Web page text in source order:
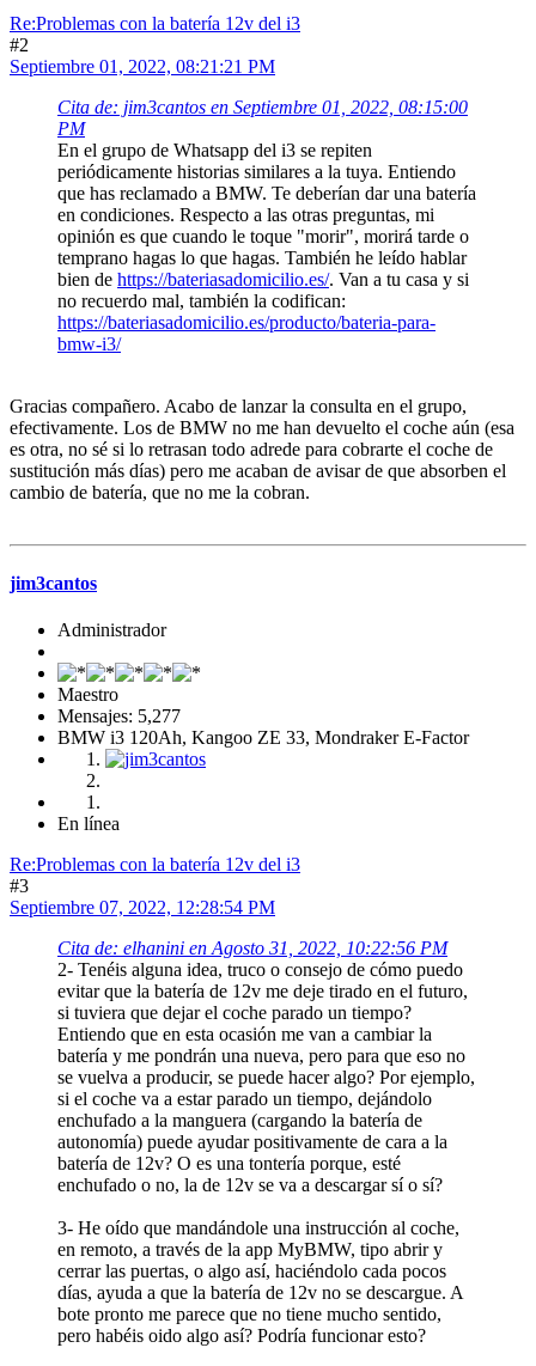
Re:Problemas con la batería 12v del i3
#2
Septiembre 01, 2022, 08:21:21 PM
Cita de: jim3cantos en Septiembre 01, 2022, 08:15:00
PM
En el grupo de Whatsapp del i3 se repiten
periódicamente historias similares a la tuya. Entiendo
que has reclamado a BMW. Te deberían dar una batería
en condiciones. Respecto a las otras preguntas, mi
opinión es que cuando le toque "morir", morirá tarde o
temprano hagas lo que hagas. También he leído hablar
bien de https://bateriasadomicilio.es/. Van a tu casa y si
no recuerdo mal, también la codifican:
https://bateriasadomicilio.es/producto/bateria-para-
bmw-i3/
Gracias compañero. Acabo de lanzar la consulta en el grupo,
efectivamente. Los de BMW no me han devuelto el coche aún (esa
es otra, no sé si lo retrasan todo adrede para cobrarte el coche de
sustitución más días) pero me acaban de avisar de que absorben el
cambio de batería, que no me la cobran.
jim3cantos
Administrador
Maestro
Mensajes: 5,277
BMW i3 120Ah, Kangoo ZE 33, Mondraker E-Factor
En línea
Re:Problemas con la batería 12v del i3
#3
Septiembre 07, 2022, 12:28:54 PM
Cita de: elhanini en Agosto 31, 2022, 10:22:56 PM
2- Tenéis alguna idea, truco o consejo de cómo puedo
evitar que la batería de 12v me deje tirado en el futuro,
si tuviera que dejar el coche parado un tiempo?
Entiendo que en esta ocasión me van a cambiar la
batería y me pondrán una nueva, pero para que eso no
se vuelva a producir, se puede hacer algo? Por ejemplo,
si el coche va a estar parado un tiempo, dejándolo
enchufado a la manguera (cargando la batería de
autonomía) puede ayudar positivamente de cara a la
batería de 12v? O es una tontería porque, esté
enchufado o no, la de 12v se va a descargar sí o sí?
3- He oído que mandándole una instrucción al coche,
en remoto, a través de la app MyBMW, tipo abrir y
cerrar las puertas, o algo así, haciéndolo cada pocos
días, ayuda a que la batería de 12v no se descargue. A
bote pronto me parece que no tiene mucho sentido,
pero habéis oido algo así? Podría funcionar esto?